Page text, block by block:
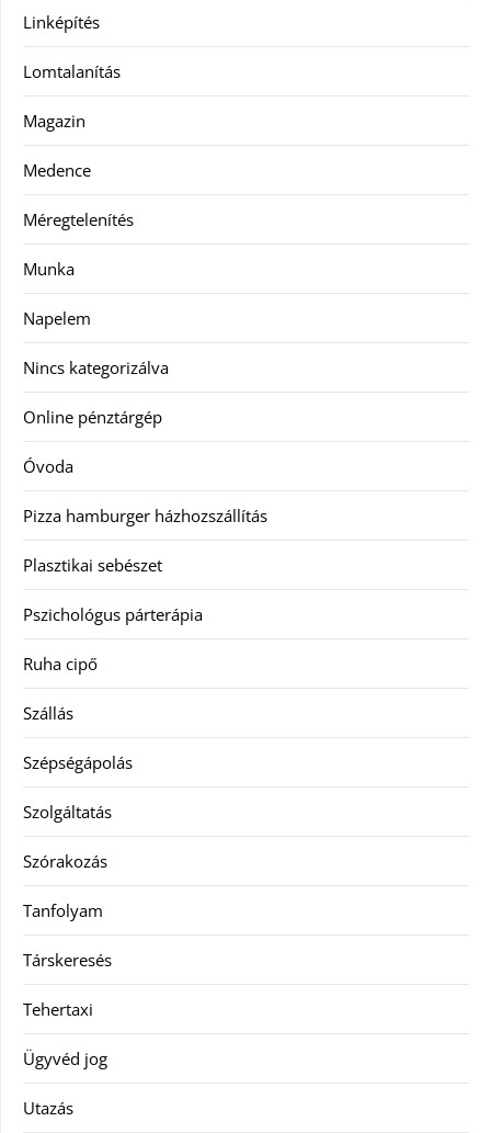
Linképítés
Lomtalanítás
Magazin
Medence
Méregtelenítés
Munka
Napelem
Nincs kategorizálva
Online pénztárgép
Óvoda
Pizza hamburger házhozszállítás
Plasztikai sebészet
Pszichológus párterápia
Ruha cipő
Szállás
Szépségápolás
Szolgáltatás
Szórakozás
Tanfolyam
Társkeresés
Tehertaxi
Ügyvéd jog
Utazás